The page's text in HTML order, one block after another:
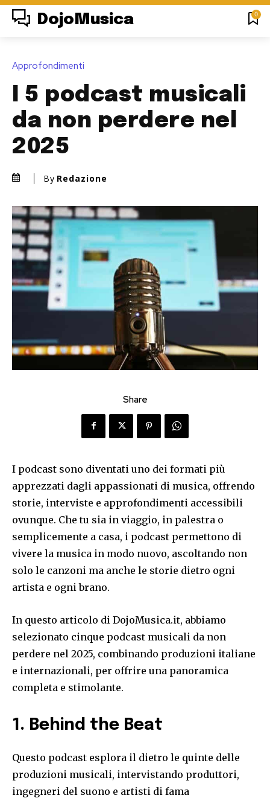
DojoMusica 0
Approfondimenti
I 5 podcast musicali
da non perdere nel
2025
By Redazione
Share
I podcast sono diventati uno dei formati più
apprezzati dagli appassionati di musica, offrendo
storie, interviste e approfondimenti accessibili
ovunque. Che tu sia in viaggio, in palestra o
semplicemente a casa, i podcast permettono di
vivere la musica in modo nuovo, ascoltando non
solo le canzoni ma anche le storie dietro ogni
artista e ogni brano.
In questo articolo di DojoMusica.it, abbiamo
selezionato cinque podcast musicali da non
perdere nel 2025, combinando produzioni italiane
e internazionali, per offrire una panoramica
completa e stimolante.
1. Behind the Beat
Questo podcast esplora il dietro le quinte delle
produzioni musicali, intervistando produttori,
ingegneri del suono e artisti di fama